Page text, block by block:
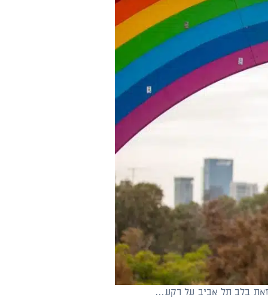
זאת בלב תל אביב על רקע…